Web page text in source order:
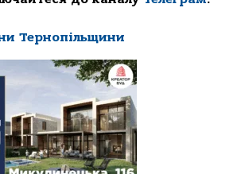
Тернопільщини